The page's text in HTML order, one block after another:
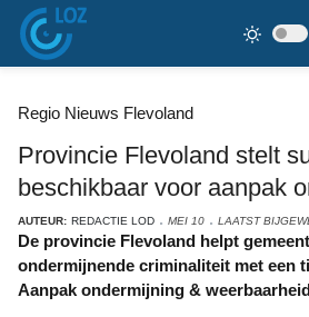
Regio Nieuws Flevoland
Provincie Flevoland stelt
beschikbaar voor aanpak
AUTEUR: REDACTIE LOD MEI 10 LAATST
De provincie Flevoland helpt gemeenten in de strijd tegen
ondermijnende criminaliteit met een
Aanpak ondermijning &